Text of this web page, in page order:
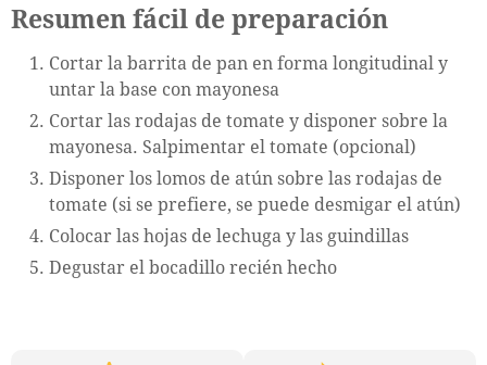
Resumen fácil de preparación
Cortar la barrita de pan en forma longitudinal y
untar la base con mayonesa
Cortar las rodajas de tomate y disponer sobre la
mayonesa. Salpimentar el tomate (opcional)
Disponer los lomos de atún sobre las rodajas de
tomate (si se prefiere, se puede desmigar el atún)
Colocar las hojas de lechuga y las guindillas
Degustar el bocadillo recién hecho